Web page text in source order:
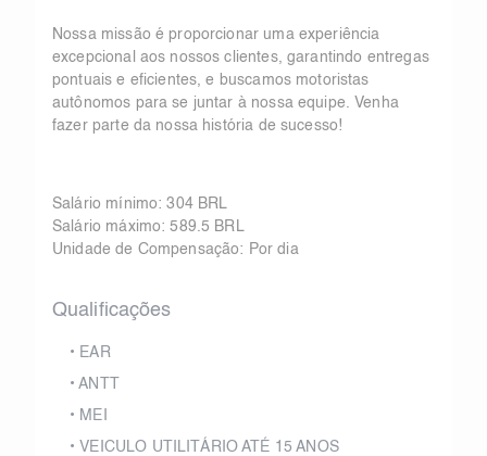
Nossa missão é proporcionar uma experiência
excepcional aos nossos clientes, garantindo entregas
pontuais e eficientes, e buscamos motoristas
autônomos para se juntar à nossa equipe. Venha
fazer parte da nossa história de sucesso!
Salário mínimo: 304 BRL
Salário máximo: 589.5 BRL
Unidade de Compensação: Por dia
Qualificações
• EAR
•ANTT
• MEI
• VEICULO UTILITÁRIO ATÉ 15 ANOS